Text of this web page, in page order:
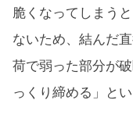
脆くなってしまう
ないため、結んだ
荷で弱った部分が
っくり締める」と